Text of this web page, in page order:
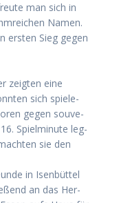
man sich in
Namen.
ers­ten Sieg gegen
zeig­ten eine
sich spie­le­
gegen sou­ve­
Spiel­mi­nu­te leg­
sie den
in Isen­büt­tel
an das Her­